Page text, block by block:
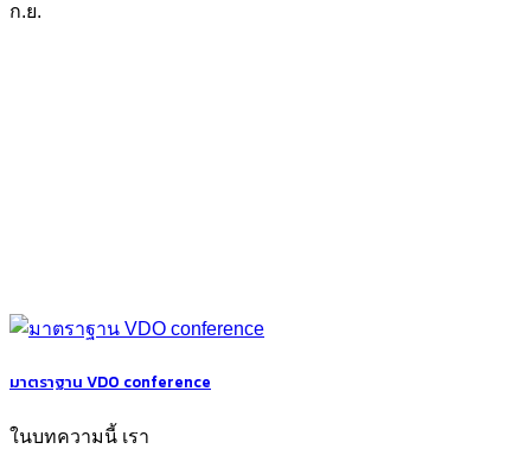
ก.ย.
มาตราฐาน VDO conference
ในบทความนี้ เรา